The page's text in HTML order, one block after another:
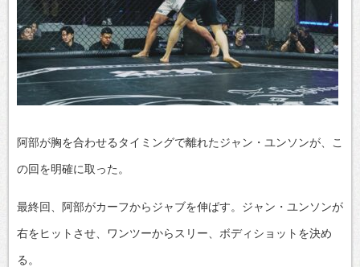
阿部が胸を合わせるタイミングで離れたジャン・ユンソンが、こ
の回を明確に取った。
最終回、阿部がカーフからジャブを伸ばす。ジャン・ユンソンが
右をヒットさせ、ワンツーからスリー、ボディショットを決め
る。